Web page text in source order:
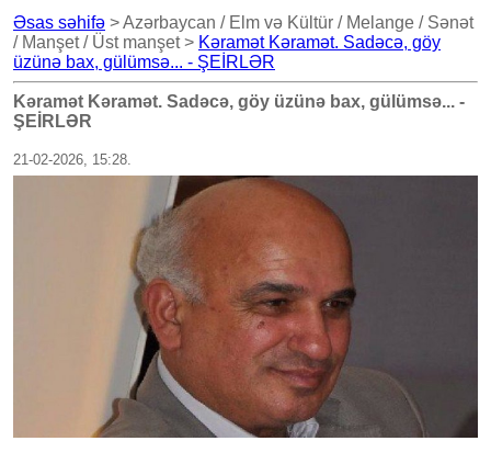
Əsas səhifə > Azərbaycan / Elm və Kültür / Melange / Sənət
/ Manşet / Üst manşet > Kəramət Kəramət. Sadəcə, göy
üzünə bax, gülümsə... - ŞEİRLƏR
Kəramət Kəramət. Sadəcə, göy üzünə bax, gülümsə... -
ŞEİRLƏR
21-02-2026, 15:28.